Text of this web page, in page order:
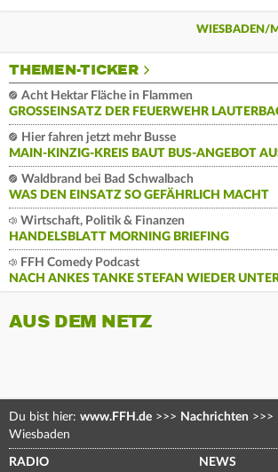
WIESBADEN/
THEMEN-TICKER
Acht Hektar Fläche in Flammen
GROSSEINSATZ DER FEUERWEHR
Hier fahren jetzt mehr Busse
MAIN-KINZIG-KREIS BAUT BUS-ANGEBOT
Waldbrand bei Bad Schwalbach
WAS DEN EINSATZ SO GEFÄHRLICH MACHT
Wirtschaft, Politik & Finanzen
HANDELSBLATT MORNING BRIEFING
FFH Comedy Podcast
NACH ANKES TANKE STEFAN WIEDER
AUS DEM NETZ
Du bist hier: www.FFH.de >>> Nachrichten >>>
Wiesbaden
RADIO NEWS